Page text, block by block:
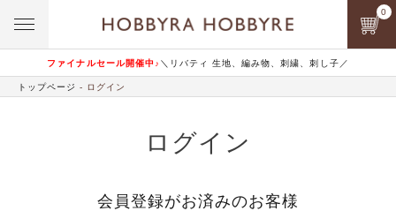
ファイナルセール開催中♪ ＼リバティ 生地、編み物、刺繍、刺し子／
0
トップページ ログイン
ログイン
会員登録がお済みのお客様